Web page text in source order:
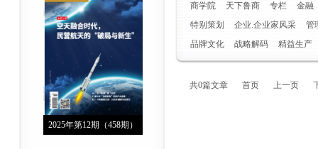
2025年第12期（458期）
商学院
天下鲁商 专栏
金融
特别策划
企业.企业家风采
管
品牌文化
战略解码 精益生产
共0篇文章 首页 上一页